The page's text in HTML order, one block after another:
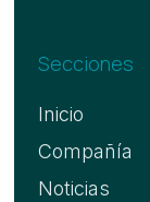
Secciones
Inicio
Compañía
Noticias